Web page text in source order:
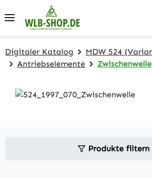
Zum Hauptinhalt springen
Digitaler Katalog
MDW 524
Antriebselemente
Zwischenwelle
Produkte filtern